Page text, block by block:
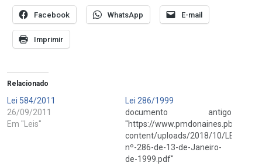
Facebook WhatsApp E-mail
Imprimir
Relacionado
Lei 584/2011
26/09/2011
Em "Leis"
Lei 286/1999
documento antigo
"https://
content/uploads/2018/10/LEI-
nº-286-de-13-de-Janeiro-
de-1999.pdf"